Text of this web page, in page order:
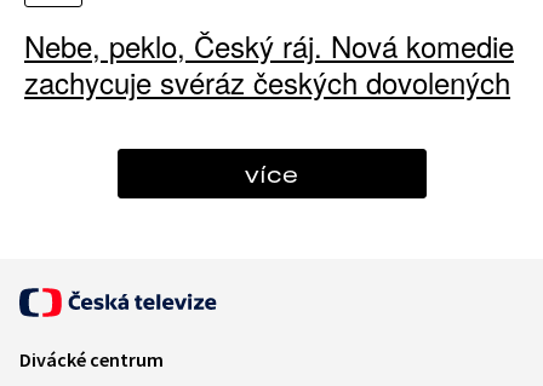
Nebe, peklo, Český ráj. Nová komedie
zachycuje svéráz českých dovolených
více